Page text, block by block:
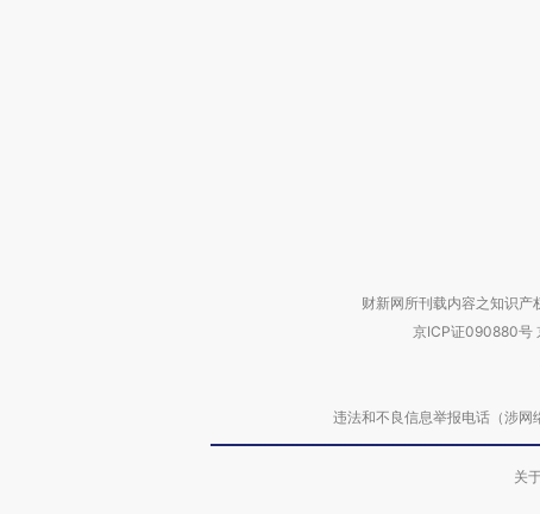
财新网所刊载内容之知识产
京ICP证090880号
违法和不良信息举报电话（涉
关